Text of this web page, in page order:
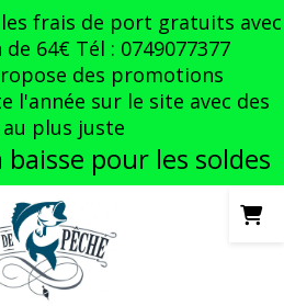
frais de port gratuits avec
64€ Tél : 0749077377
des promotions
l'année sur le site avec des
plus juste
pour les soldes